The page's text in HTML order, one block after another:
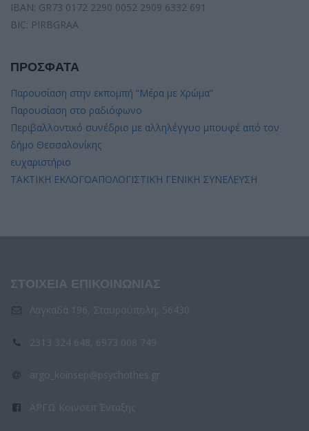
IBAN: GR73 0172 2290 0052 2909 6332 691
BIC: PIRBGRAA
ΠΡΟΣΦΑΤΑ
Παρουσίαση στην εκπομπή “Μέρα με Χρώμα”
Παρουσίαση στο ραδιόφωνο
Περιβαλλοντικό συνέδριο με αλληλέγγυο μπουφέ από τον
δήμο Θεσσαλονίκης
ευχαριστήριο
ΤΑΚΤΙΚΗ ΕΚΛΟΓΟΑΠΟΛΟΓΙΣΤΙΚΉ ΓΕΝΙΚΗ ΣΥΝΕΛΕΥΣΗ